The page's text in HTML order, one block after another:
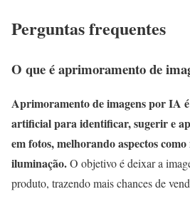
Perguntas frequentes
O que é aprimoramento de
Aprimoramento de imagens por IA
artificial para identificar, sugerir e
em fotos, melhorando aspectos
iluminação.O objetivo é deixar a
produto, trazendo mais chances de